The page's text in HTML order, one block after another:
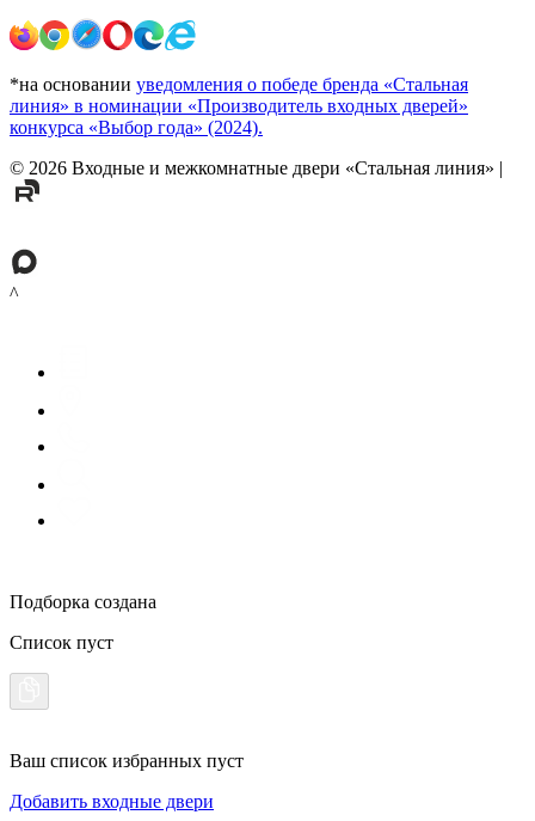
*на основании уведомления о победе бренда «Стальная
линия» в номинации «Производитель входных дверей»
конкурса «Выбор года» (2024).
© 2026 Входные и межкомнатные двери «Стальная линия» |
^
Подборка создана
Список пуст
Ваш список избранных пуст
Добавить входные двери